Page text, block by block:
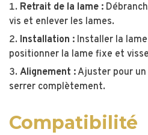
Retrait de la lame :
vis et enlever les lames.
Installation : Installer la
positionner la lame fixe et
Alignement :Ajuster pour
serrer complètement.
Compatibilité